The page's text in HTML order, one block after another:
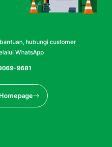
hubungi customer
WhatsApp
9681